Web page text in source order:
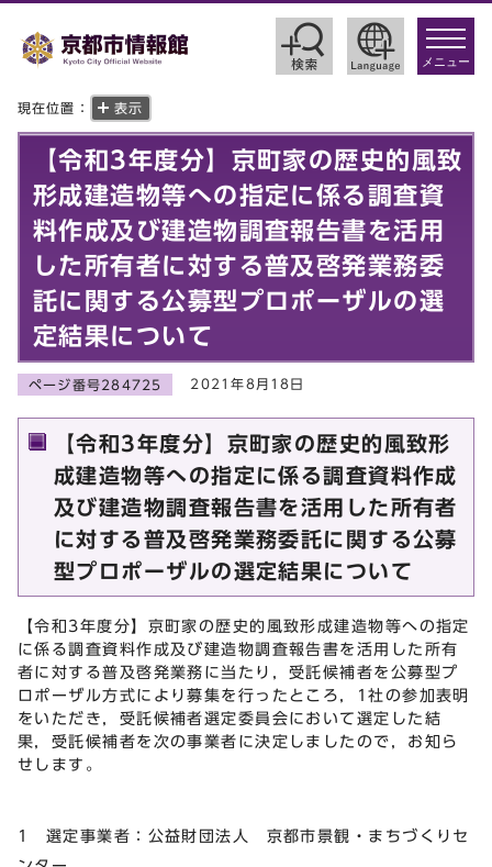
toggle
メニュー
現在位置： 表示
【令和3年度分】京町家の歴史的風致
形成建造物等への指定に係る調査資
料作成及び建造物調査報告書を活用
した所有者に対する普及啓発業務委
託に関する公募型プロポーザルの選
定結果について
ページ番号284725 2021年8月18日
【令和3年度分】京町家の歴史的風致形
成建造物等への指定に係る調査資料作成
及び建造物調査報告書を活用した所有者
に対する普及啓発業務委託に関する公募
型プロポーザルの選定結果について
【令和3年度分】京町家の歴史的風致形成建造物等への指定
に係る調査資料作成及び建造物調査報告書を活用した所有
者に対する普及啓発業務に当たり，受託候補者を公募型プ
ロポーザル方式により募集を行ったところ，1社の参加表明
をいただき，受託候補者選定委員会において選定した結
果，受託候補者を次の事業者に決定しましたので，お知ら
せします。
1 選定事業者：公益財団法人 京都市景観・まちづくりセ